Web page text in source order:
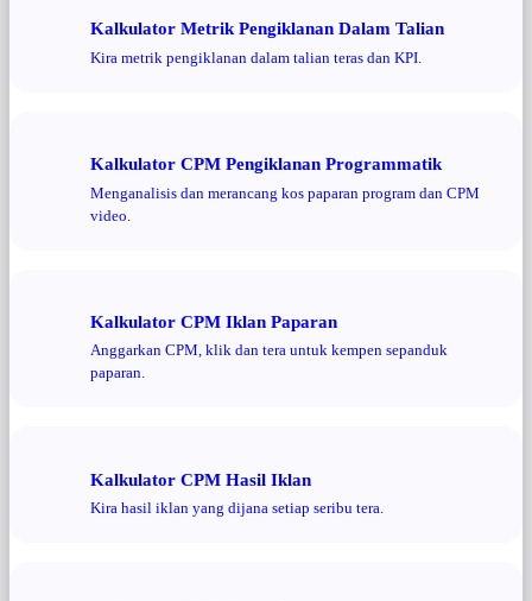
Kalkulator Metrik Pengiklanan Dalam Talian
Kira metrik pengiklanan dalam talian teras dan KPI.
Kalkulator CPM Pengiklanan Programmatik
Menganalisis dan merancang kos paparan program dan CPM
video.
Kalkulator CPM Iklan Paparan
Anggarkan CPM, klik dan tera untuk kempen sepanduk
paparan.
Kalkulator CPM Hasil Iklan
Kira hasil iklan yang dijana setiap seribu tera.